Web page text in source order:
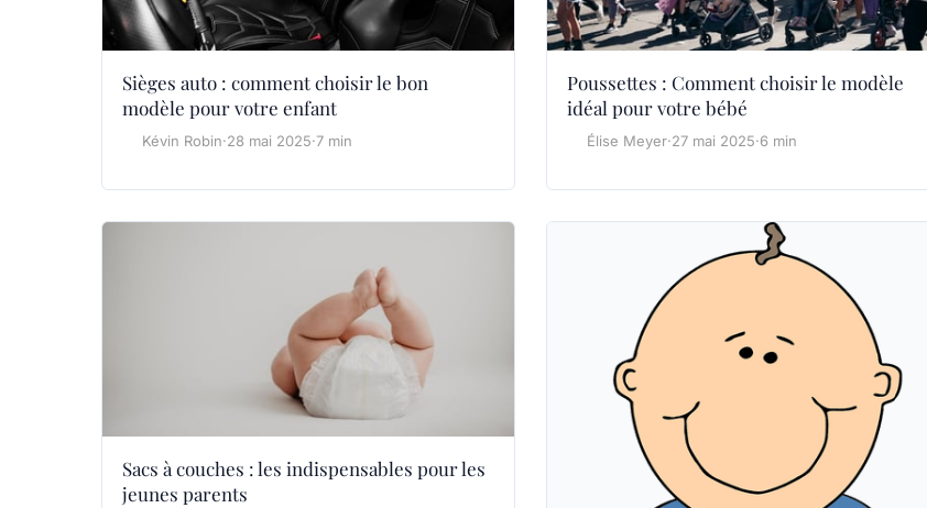
Sièges auto : comment choisir le bon
modèle pour votre enfant
Kévin Robin·28 mai 2025·7 min
Poussettes : Comment choisir le modèle
idéal pour votre bébé
Élise Meyer·27 mai 2025·6 min
Sacs à couches : les indispensables pour les
jeunes parents